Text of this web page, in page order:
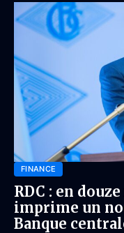
FINANCE
RDC : en
imprime un
Banque